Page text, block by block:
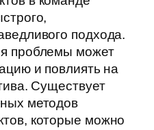
подхода.
проблемы может
и повлиять на
Существует
методов
которые можно